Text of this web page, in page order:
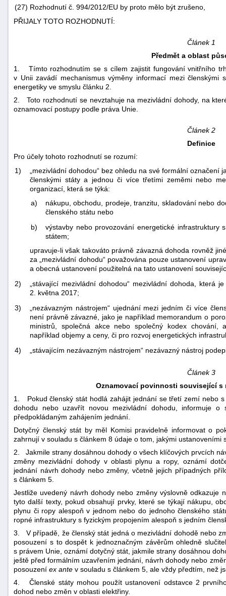
(27) Rozhodnutí č. 994/2012/EU by proto mělo být zrušeno,
PŘIJALY TOTO ROZHODNUTÍ:
Článek 1
Předmět a oblast
1. Tímto rozhodnutím se s cílem zajistit fungování vnitřního
v Unii zavádí mechanismus výměny informací mezi
energetiky ve smyslu článku 2.
2. Toto rozhodnutí se nevztahuje na mezivládní dohody, na
oznamovací postupy podle práva Unie.
Článek 2
Definice
Pro účely tohoto rozhodnutí se rozumí:
1)
„mezivládní dohodou“ bez ohledu na své formální
členskými státy a jednou či více třetími zeměmi nebo
organizací, která se týká:
a)
nákupu, obchodu, prodeje, tranzitu, skladování nebo
členského státu nebo
b)
výstavby nebo provozování energetické infrastruktury
státem;
upravuje-li však takováto právně závazná dohoda rovněž
za „mezivládní dohodu“ považována pouze ustanovení
a obecná ustanovení použitelná na tato ustanovení
2)
„stávající mezivládní dohodou“ mezivládní dohoda, která
2. května 2017;
3)
„nezávazným nástrojem“ ujednání mezi jedním či více
není právně závazné, jako je například memorandum o
ministrů, společná akce nebo společný kodex
například objemy a ceny, či pro rozvoj energetických
4)
„stávajícím nezávazným nástrojem“ nezávazný nástroj
Článek 3
Oznamovací povinnosti související s
1. Pokud členský stát hodlá zahájit jednání se třetí zemí nebo
dohodu nebo uzavřít novou mezivládní dohodu, informuje
předpokládaným zahájením jednání.
Dotyčný členský stát by měl Komisi pravidelně informovat o
zahrnují v souladu s článkem 8 údaje o tom, jakými
2. Jakmile strany dosáhnou dohody o všech klíčových prvcích
změny mezivládní dohody v oblasti plynu a ropy, oznámí
jednání návrh dohody nebo změny, včetně jejich případných
s článkem 5.
Jestliže uvedený návrh dohody nebo změny výslovně odkazuje
tyto další texty, pokud obsahují prvky, které se týkají nákupu,
plynu či ropy alespoň v jednom nebo do jednoho členského
ropné infrastruktury s fyzickým propojením alespoň s jedním
3. V případě, že členský stát jedná o mezivládní dohodě nebo
posouzení s to dospět k jednoznačným závěrům ohledně
s právem Unie, oznámí dotyčný stát, jakmile strany dosáhnou
ještě před formálním uzavřením jednání, návrh dohody nebo
posouzení ex ante v souladu s článkem 5, ale vždy předtím, než
4. Členské státy mohou použít ustanovení odstavce 2
dohod nebo změn v oblasti elektřiny.